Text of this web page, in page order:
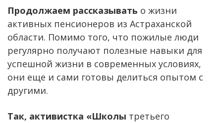
Продолжаем рассказывать о жизни
активных пенсионеров из Астраханской
области. Помимо того, что пожилые люди
регулярно получают полезные навыки для
успешной жизни в современных условиях,
они еще и сами готовы делиться опытом с
другими.
Так, активистка «Школы третьего